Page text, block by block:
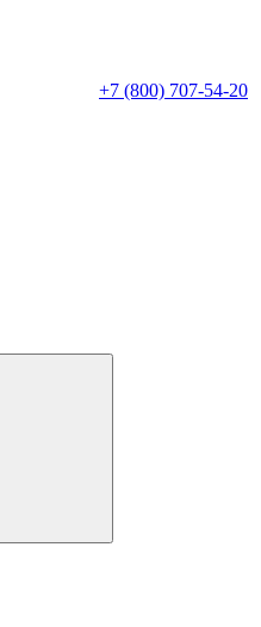
+7 (800) 707-54-20